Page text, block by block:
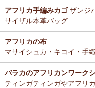
アフリカ手編みカゴザンジ
サイザル本革バッグ
アフリカの布
マサイシュカ・キコイ・手
バラカのアフリカンワーク
ティンガティンガやアフリ